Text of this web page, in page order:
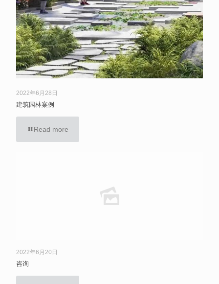
2022年6月28日
建筑园林案例
Read more
2022年6月20日
咨询